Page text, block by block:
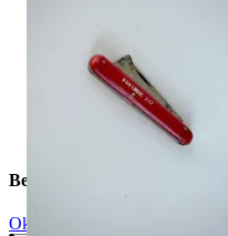
Beskrivning
Okej använt skick